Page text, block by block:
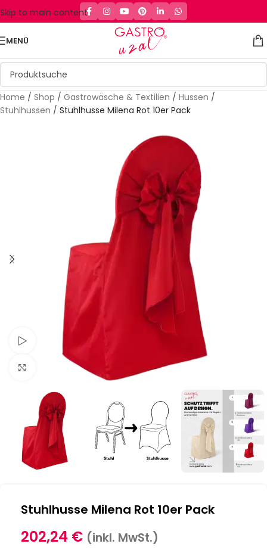
Skip to main content
MENÜ
Home / Shop / Gastrowäsche & Textilien / Hussen /
Stuhlhussen / Stuhlhusse Milena Rot 10er Pack
Schau Video
Klick zum Vergrößern
Stuhlhusse Milena Rot 10er Pack
202,24 € (inkl. MwSt.)